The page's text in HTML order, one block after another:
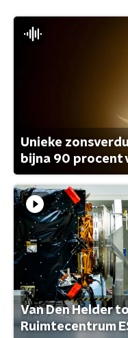
Unieke
bijna 90 procent
Van Den Helder
Ruimtecentrum